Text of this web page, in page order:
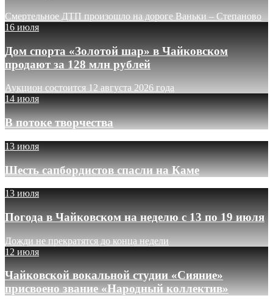
Смертельное ДТП произошло на дороге Ваньки – Степаново
16 июля
Дом спорта «Золотой шар» в Чайковском
продают за 128 млн рублей
Аукцион состоится 12 августа 2026 года
14 июля
В потоке творчества
13 июля
Шесть сапбордистов спасли на Каме
13 июля
Погода в Чайковском на неделю с 13 по 19 июля
Дожди не прекратятся до конца недели
12 июля
Чайковской вокальной студии «Сияние»
присвоено звание «Народный коллектив»